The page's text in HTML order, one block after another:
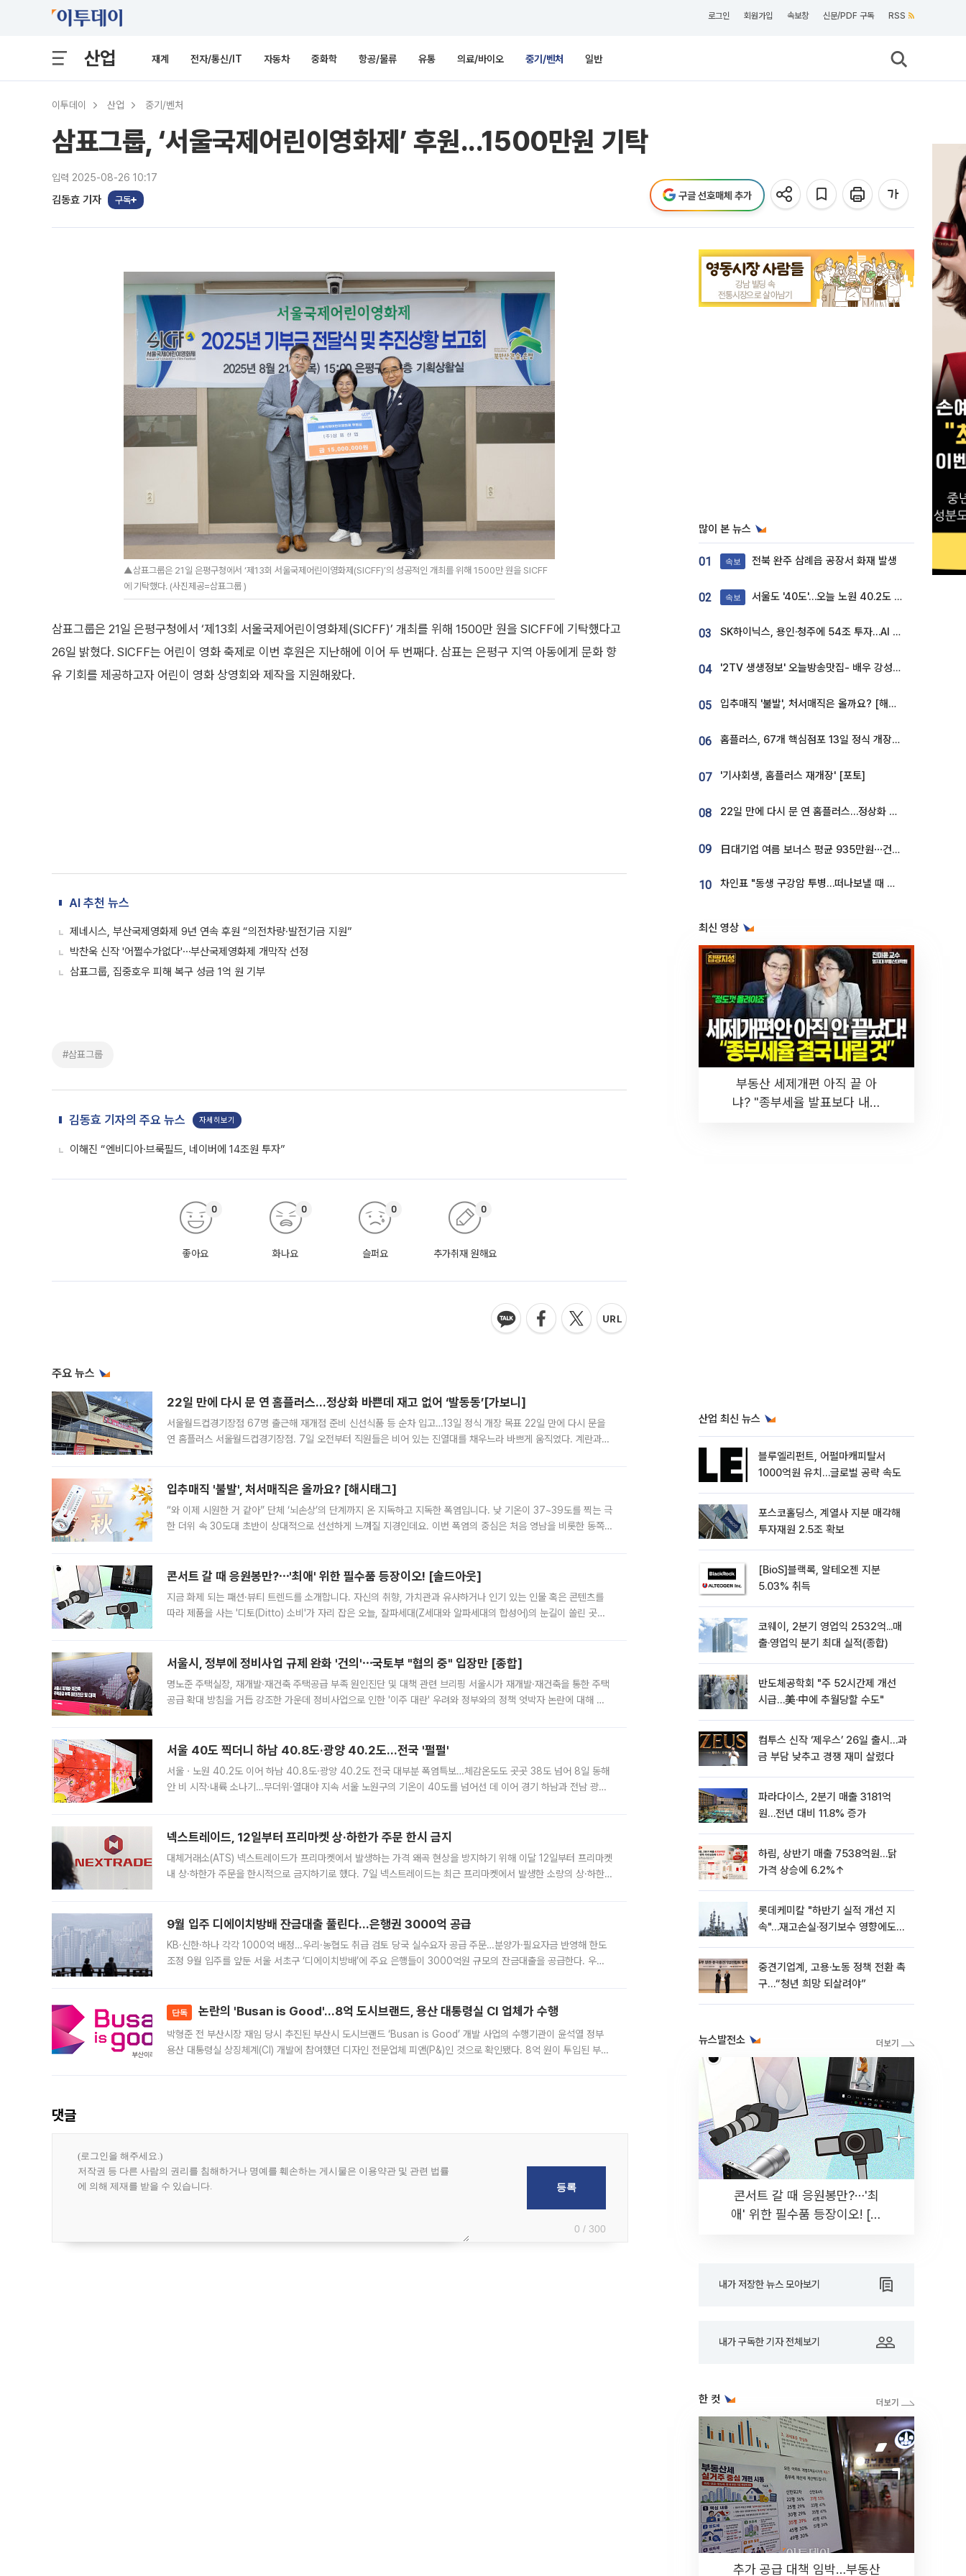
로그인 회원가입 속보창 신문/PDF 구독 RSS
산업 재계 전자/통신/IT 자동차 중화학 항공/물류 유통 의료/바이오 중기/벤처 일반
이투데이 산업 중기/벤처
삼표그룹, ‘서울국제어린이영화제’ 후원...1500만원 기탁
입력 2025-08-26 10:17
김동효 기자 구독 구글 선호매체 추가
▲삼표그룹은 21일 은평구청에서 ‘제13회 서울국제어린이영화제(SICFF)’의 성공적인 개최를 위해 1500만 원을 SICFF
에 기탁했다. (사진제공=삼표그룹 )
삼표그룹은 21일 은평구청에서 ‘제13회 서울국제어린이영화제(SICFF)’ 개최를 위해 1500만 원을 SICFF에 기탁했다고
26일 밝혔다. SICFF는 어린이 영화 축제로 이번 후원은 지난해에 이어 두 번째다. 삼표는 은평구 지역 아동에게 문화 향
유 기회를 제공하고자 어린이 영화 상영회와 제작을 지원해왔다.
AI 추천 뉴스
제네시스, 부산국제영화제 9년 연속 후원 “의전차량·발전기금 지원”
박찬욱 신작 '어쩔수가없다'⋯부산국제영화제 개막작 선정
삼표그룹, 집중호우 피해 복구 성금 1억 원 기부
#삼표그룹
김동효 기자의 주요 뉴스 자세히보기
이해진 “엔비디아·브룩필드, 네이버에 14조원 투자”
좋아요
0
화나요
0
슬퍼요
0
추가취재 원해요
0
주요 뉴스
22일 만에 다시 문 연 홈플러스…정상화 바쁜데 재고 없어 ‘발동동’[가보니]
서울월드컵경기장점 67명 출근해 재개점 준비 신선식품 등 순차 입고…13일 정식 개장 목표 22일 만에 다시 문을
연 홈플러스 서울월드컵경기장점. 7일 오전부터 직원들은 비어 있는 진열대를 채우느라 바쁘게 움직였다. 계란과
입추매직 '불발', 처서매직은 올까요? [해시태그]
“와 이제 시원한 거 같아” 단체 ‘뇌손상’의 단계까지 온 지독하고 지독한 폭염입니다. 낮 기온이 37~39도를 찍는 극
한 더위 속 30도대 초반이 상대적으로 선선하게 느껴질 지경인데요. 이번 폭염의 중심은 처음 영남을 비롯한 동쪽
콘서트 갈 때 응원봉만?⋯'최애' 위한 필수품 등장이오! [솔드아웃]
지금 화제 되는 패션·뷰티 트렌드를 소개합니다. 자신의 취향, 가치관과 유사하거나 인기 있는 인물 혹은 콘텐츠를
따라 제품을 사는 '디토(Ditto) 소비'가 자리 잡은 오늘, 잘파세대(Z세대와 알파세대의 합성어)의 눈길이 쏠린 곳은
서울시, 정부에 정비사업 규제 완화 '건의'⋯국토부 "협의 중" 입장만 [종합]
명노준 주택실장, 재개발·재건축 주택공급 부족 원인진단 및 대책 관련 브리핑 서울시가 재개발·재건축을 통한 주택
공급 확대 방침을 거듭 강조한 가운데 정비사업으로 인한 '이주 대란' 우려와 정부와의 정책 엇박자 논란에 대해 정
서울 40도 찍더니 하남 40.8도·광양 40.2도…전국 '펄펄'
서울ㆍ노원 40.2도 이어 하남 40.8도·광양 40.2도 전국 대부분 폭염특보…체감온도도 곳곳 38도 넘어 8일 동해
안 비 시작·내륙 소나기…무더위·열대야 지속 서울 노원구의 기온이 40도를 넘어선 데 이어 경기 하남과 전남 광양
넥스트레이드, 12일부터 프리마켓 상·하한가 주문 한시 금지
대체거래소(ATS) 넥스트레이드가 프리마켓에서 발생하는 가격 왜곡 현상을 방지하기 위해 이달 12일부터 프리마켓
내 상·하한가 주문을 한시적으로 금지하기로 했다. 7일 넥스트레이드는 최근 프리마켓에서 발생한 소량의 상·하한
9월 입주 디에이치방배 잔금대출 풀린다…은행권 3000억 공급
KB·신한·하나 각각 1000억 배정…우리·농협도 취급 검토 당국 실수요자 공급 주문…분양가·필요자금 반영해 한도
조정 9월 입주를 앞둔 서울 서초구 ‘디에이치방배’에 주요 은행들이 3000억원 규모의 잔금대출을 공급한다. 우리
단독 논란의 'Busan is Good'…8억 도시브랜드, 용산 대통령실 CI 업체가 수행
박형준 전 부산시장 재임 당시 추진된 부산시 도시브랜드 ‘Busan is Good’ 개발 사업의 수행기관이 윤석열 정부
용산 대통령실 상징체계(CI) 개발에 참여했던 디자인 전문업체 피앤(P&)인 것으로 확인됐다. 8억 원이 투입된 부산
댓글
0 / 300
많이 본 뉴스
01 속보 전북 완주 삼례읍 공장서 화재 발생
02 속보 서울도 '40도'…오늘 노원 40.2도 기록
03 SK하이닉스, 용인·청주에 54조 투자…AI 메모리 생산기지 키운다
04 '2TV 생생정보' 오늘방송맛집- 배우 강성진 단골! 쌀국수ㆍ푸팟퐁 커리 맛집 '블○○○'
05 입추매직 '불발', 처서매직은 올까요? [해시태그]
06 홈플러스, 67개 핵심점포 13일 정식 개장…영업 재개 속도
07 '기사회생, 홈플러스 재개장' [포토]
08 22일 만에 다시 문 연 홈플러스…정상화 바쁜데 재고 없어 ‘발동동’[가보니]
09 日대기업 여름 보너스 평균 935만원⋯건설회사 1800만 넘어
10 차인표 "동생 구강암 투병…떠나보낼 때 가장 힘들었다”
최신 영상
부동산 세제개편 아직 끝 아
냐? "종부세율 발표보다 내릴
산업 최신 뉴스
블루엘리펀트, 어펄마캐피탈서
1000억원 유치…글로벌 공략 속도
포스코홀딩스, 계열사 지분 매각해
투자재원 2.5조 확보
[BioS]블랙록, 알테오젠 지분
5.03% 취득
코웨이, 2분기 영업익 2532억...매
출·영업익 분기 최대 실적(종합)
반도체공학회 "주 52시간제 개선
시급…美·中에 추월당할 수도"
컴투스 신작 ‘제우스’ 26일 출시…과
금 부담 낮추고 경쟁 재미 살렸다
파라다이스, 2분기 매출 3181억
원…전년 대비 11.8% 증가
하림, 상반기 매출 7538억원…닭
가격 상승에 6.2%↑
롯데케미칼 "하반기 실적 개선 지
속"…재고손실·정기보수 영향에도
중견기업계, 고용·노동 정책 전환 촉
구…“청년 희망 되살려야”
뉴스발전소
콘서트 갈 때 응원봉만?⋯'최
애' 위한 필수품 등장이오! [솔
내가 저장한 뉴스 모아보기
내가 구독한 기자 전체보기
한 컷
추가 공급 대책 임박…부동산